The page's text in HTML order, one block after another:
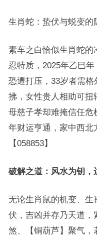
生肖蛇：蛰伏与蜕变的
素车之白恰似生肖蛇的
忍特质，2025年乙巳
恐遭打压，33岁者需格
拂，女性贵人相助可扭
母慈子孝却难掩信任危
年财运亨通，家中西北
【058853】
破解之道：风水为钥，
无论生肖鼠的机变、生
伏，吉凶并存乃天道，
煞、【铜葫芦】聚气，